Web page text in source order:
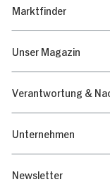
Marktfinder
Unser Magazin
Verantwortung &
Unternehmen
Newsletter